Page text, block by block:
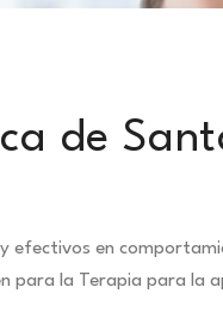
de
efectivos en
para la Terapia para la